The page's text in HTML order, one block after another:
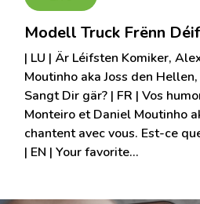
Modell Truck Frënn
| LU | Är Léifsten Komiker,
Moutinho aka Joss den
Sangt Dir gär? | FR | Vos
Monteiro et Daniel Moutinho
chantent avec vous. Est-ce
| EN | Your favorite…